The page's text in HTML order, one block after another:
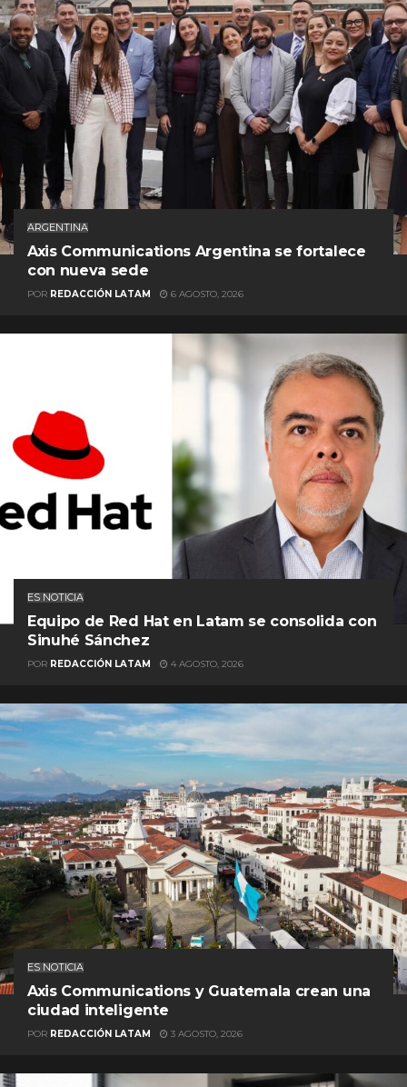
ARGENTINA
Axis Communications Argentina se fortalece
con nueva sede
POR REDACCIÓN LATAM 6 AGOSTO, 2026
ES NOTICIA
Equipo de Red Hat en Latam se consolida con
Sinuhé Sánchez
POR REDACCIÓN LATAM 4 AGOSTO, 2026
ES NOTICIA
Axis Communications y Guatemala crean una
ciudad inteligente
POR REDACCIÓN LATAM 3 AGOSTO, 2026